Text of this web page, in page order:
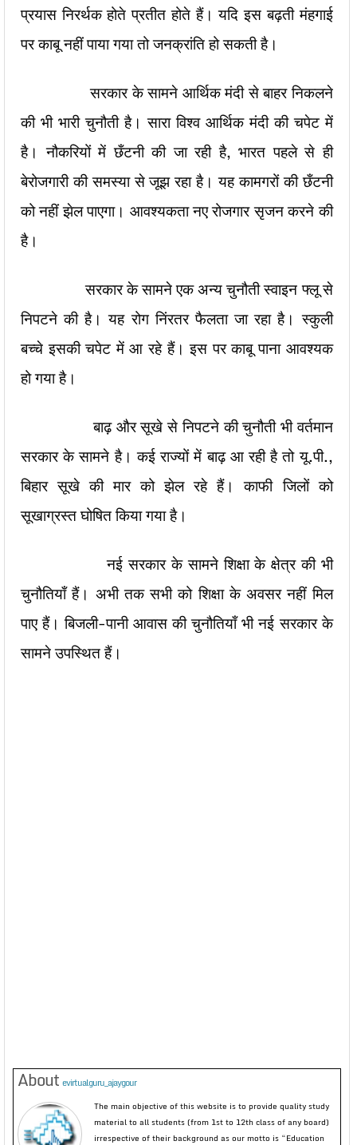
प्रयास निरर्थक होते प्रतीत होते हैं। यदि इस बढ़ती मंहगाई
पर काबू नहीं पाया गया तो जनक्रांति हो सकती है।
सरकार के सामने आर्थिक मंदी से बाहर निकलने
की भी भारी चुनौती है। सारा विश्व आर्थिक मंदी की चपेट में
है। नौकरियों में छँटनी की जा रही है, भारत पहले से ही
बेरोजगारी की समस्या से जूझ रहा है। यह कामगरों की छँटनी
को नहीं झेल पाएगा। आवश्यकता नए रोजगार सृजन करने की
है।
सरकार के सामने एक अन्य चुनौती स्वाइन फ्लू से
निपटने की है। यह रोग निंरतर फैलता जा रहा है। स्कुली
बच्चे इसकी चपेट में आ रहे हैं। इस पर काबू पाना आवश्यक
हो गया है।
बाढ़ और सूखे से निपटने की चुनौती भी वर्तमान
सरकार के सामने है। कई राज्यों में बाढ़ आ रही है तो यू.पी.,
बिहार सूखे की मार को झेल रहे हैं। काफी जिलों को
सूखाग्रस्त घोषित किया गया है।
नई सरकार के सामने शिक्षा के क्षेत्र की भी
चुनौतियाँ हैं। अभी तक सभी को शिक्षा के अवसर नहीं मिल
पाए हैं। बिजली-पानी आवास की चुनौतियाँ भी नई सरकार के
सामने उपस्थित हैं।
About evirtualguru_ajaygour
The main objective of this website is to provide quality study
material to all students (from 1st to 12th class of any board)
irrespective of their background as our motto is “Education